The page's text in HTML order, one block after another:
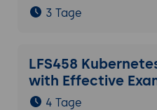
3 Tage
LFS458
with Effective
4 Tage